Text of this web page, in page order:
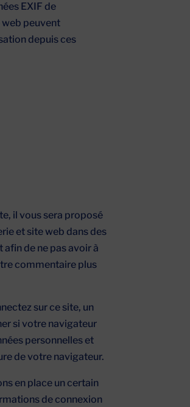
EXIF de
web peuvent
depuis ces
il vous sera proposé
et site web dans des
de ne pas avoir à
commentaire plus
sur ce site, un
si votre navigateur
personnelles et
de votre navigateur.
en place un certain
de connexion